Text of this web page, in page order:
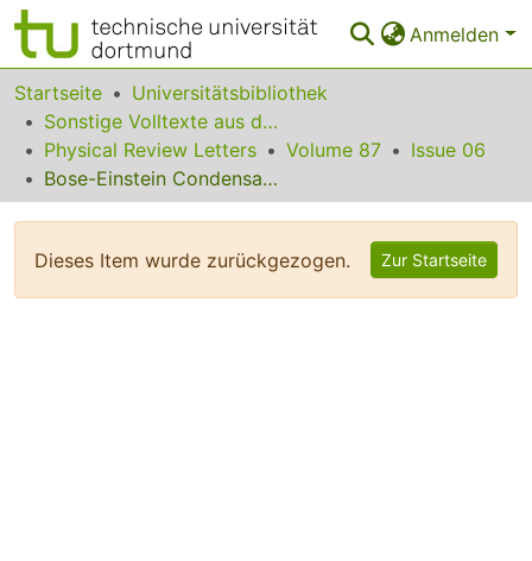
Anmelden
Bereiche & Sammlungen
Das gesamte Repositorium
Statistiken
Startseite
Universitätsbibliothek
Sonstige Volltexte aus dem Bibliotheksangebot
Physical Review Letters
Volume 87
Issue 06
Bose-Einstein Condensates with Large Number of Vortices
Dieses Item wurde zurückgezogen. Zur Startseite